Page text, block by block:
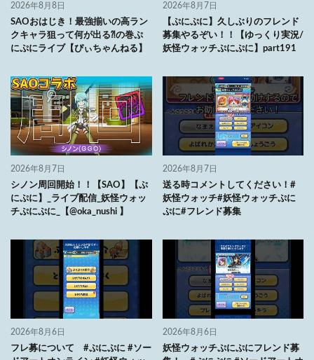
2026年8月8日
SAOおはじき！最強揃いの高ラン
クキャラ狙って何が出る⁈の巻ぷ
にぷにライブ【ぴぃちゃんねる】
2026年8月7日
【ぷにぷに】久しぶりのフレンド
募集やるぞい！！【ゆっくり実況/
妖怪ウォッチぷにぷに】part191
2026年8月7日
シノン周回開始！！【SAO】【ぷ
にぷに】_ライブ配信_妖怪ウォッ
チぷにぷに_【@oka_nushi 】
2026年8月7日
送る時コメントしてください！#
妖怪ウォッチ#妖怪ウォッチぷに
ぷに#フレンド募集
2026年8月6日
フレ募について #ぷにぷに #ソー
2026年8月6日
妖怪ウォッチぷにぷにフレンド募